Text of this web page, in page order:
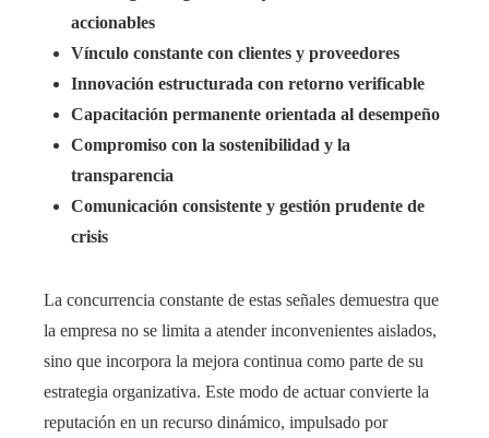
accionables
Vínculo constante con clientes y proveedores
Innovación estructurada con retorno verificable
Capacitación permanente orientada al desempeño
Compromiso con la sostenibilidad y la
transparencia
Comunicación consistente y gestión prudente de
crisis
La concurrencia constante de estas señales demuestra que
la empresa no se limita a atender inconvenientes aislados,
sino que incorpora la mejora continua como parte de su
estrategia organizativa. Este modo de actuar convierte la
reputación en un recurso dinámico, impulsado por